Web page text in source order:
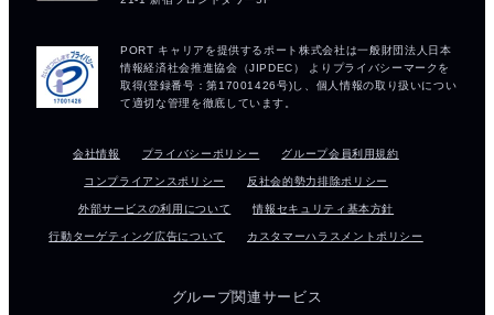
会社情報 プライバシーポリシー グループ会員利用規約
コンプライアンスポリシー 反社会的勢力排除ポリシー
外部サービスの利用について 情報セキュリティ基本方針
行動ターゲティング広告について カスタマーハラスメントポリシー